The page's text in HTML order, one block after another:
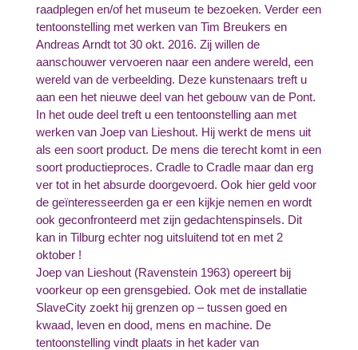
raadplegen en/of het museum te bezoeken. Verder een
tentoonstelling met werken van Tim Breukers en
Andreas Arndt tot 30 okt. 2016. Zij willen de
aanschouwer vervoeren naar een andere wereld, een
wereld van de verbeelding. Deze kunstenaars treft u
aan een het nieuwe deel van het gebouw van de Pont.
In het oude deel treft u een tentoonstelling aan met
werken van Joep van Lieshout. Hij werkt de mens uit
als een soort product. De mens die terecht komt in een
soort productieproces. Cradle to Cradle maar dan erg
ver tot in het absurde doorgevoerd. Ook hier geld voor
de geïnteresseerden ga er een kijkje nemen en wordt
ook geconfronteerd met zijn gedachtenspinsels. Dit
kan in Tilburg echter nog uitsluitend tot en met 2
oktober !
Joep van Lieshout (Ravenstein 1963) opereert bij
voorkeur op een grensgebied. Ook met de installatie
SlaveCity zoekt hij grenzen op – tussen goed en
kwaad, leven en dood, mens en machine. De
tentoonstelling vindt plaats in het kader van